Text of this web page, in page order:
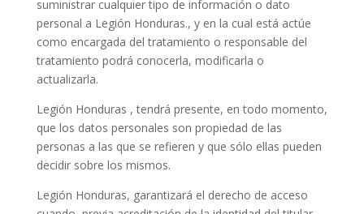
suministrar cualquier tipo de información o dato
personal a Legión Honduras., y en la cual está actúe
como encargada del tratamiento o responsable del
tratamiento podrá conocerla, modificarla o
actualizarla.
Legión Honduras , tendrá presente, en todo momento,
que los datos personales son propiedad de las
personas a las que se refieren y que sólo ellas pueden
decidir sobre los mismos.
Legión Honduras, garantizará el derecho de acceso